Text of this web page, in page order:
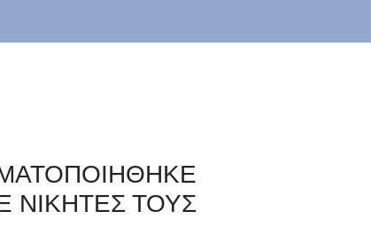
ΝΙΚΗΤΕΣ ΤΟΥΣ